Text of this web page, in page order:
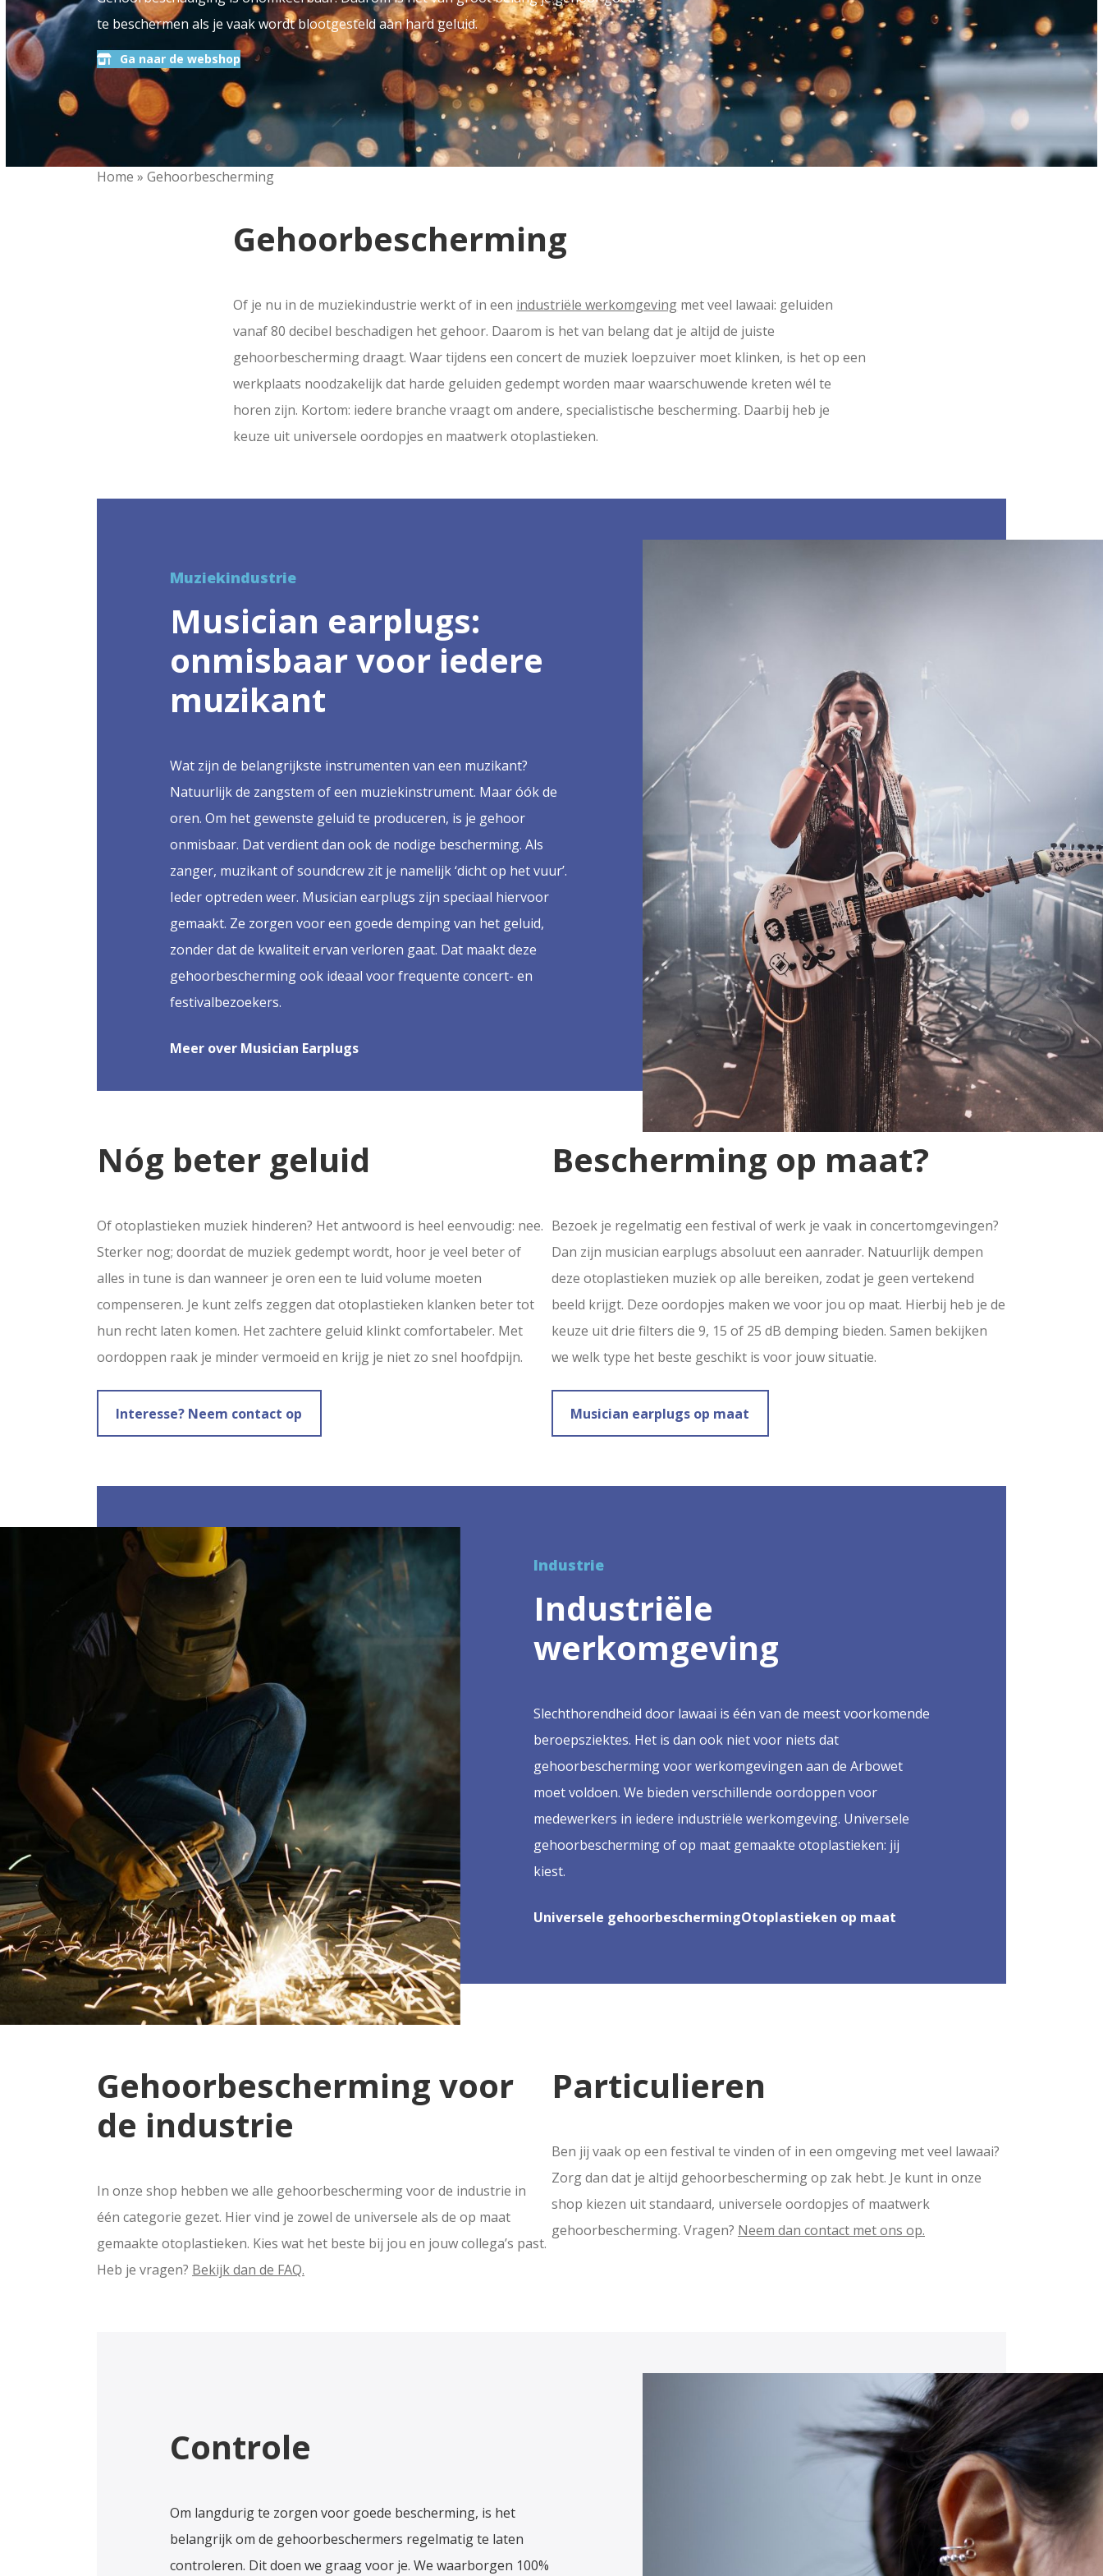
te beschermen als je vaak wordt blootgesteld aan hard geluid.
Ga naar de webshop
Home » Gehoorbescherming
Gehoorbescherming
Of je nu in de muziekindustrie werkt of in een industriële werkomgeving met veel lawaai: geluiden
vanaf 80 decibel beschadigen het gehoor. Daarom is het van belang dat je altijd de juiste
gehoorbescherming draagt. Waar tijdens een concert de muziek loepzuiver moet klinken, is het op een
werkplaats noodzakelijk dat harde geluiden gedempt worden maar waarschuwende kreten wél te
horen zijn. Kortom: iedere branche vraagt om andere, specialistische bescherming. Daarbij heb je
keuze uit universele oordopjes en maatwerk otoplastieken.
Muziekindustrie
Musician earplugs:
onmisbaar voor iedere
muzikant
Wat zijn de belangrijkste instrumenten van een muzikant?
Natuurlijk de zangstem of een muziekinstrument. Maar óók de
oren. Om het gewenste geluid te produceren, is je gehoor
onmisbaar. Dat verdient dan ook de nodige bescherming. Als
zanger, muzikant of soundcrew zit je namelijk ‘dicht op het vuur’.
Ieder optreden weer. Musician earplugs zijn speciaal hiervoor
gemaakt. Ze zorgen voor een goede demping van het geluid,
zonder dat de kwaliteit ervan verloren gaat. Dat maakt deze
gehoorbescherming ook ideaal voor frequente concert- en
festivalbezoekers.
Meer over Musician Earplugs
Nóg beter geluid
Of otoplastieken muziek hinderen? Het antwoord is heel eenvoudig: nee.
Sterker nog; doordat de muziek gedempt wordt, hoor je veel beter of
alles in tune is dan wanneer je oren een te luid volume moeten
compenseren. Je kunt zelfs zeggen dat otoplastieken klanken beter tot
hun recht laten komen. Het zachtere geluid klinkt comfortabeler. Met
oordoppen raak je minder vermoeid en krijg je niet zo snel hoofdpijn.
Interesse? Neem contact op
Bescherming op maat?
Bezoek je regelmatig een festival of werk je vaak in concertomgevingen?
Dan zijn musician earplugs absoluut een aanrader. Natuurlijk dempen
deze otoplastieken muziek op alle bereiken, zodat je geen vertekend
beeld krijgt. Deze oordopjes maken we voor jou op maat. Hierbij heb je de
keuze uit drie filters die 9, 15 of 25 dB demping bieden. Samen bekijken
we welk type het beste geschikt is voor jouw situatie.
Musician earplugs op maat
Industrie
Industriële
werkomgeving
Slechthorendheid door lawaai is één van de meest voorkomende
beroepsziektes. Het is dan ook niet voor niets dat
gehoorbescherming voor werkomgevingen aan de Arbowet
moet voldoen. We bieden verschillende oordoppen voor
medewerkers in iedere industriële werkomgeving. Universele
gehoorbescherming of op maat gemaakte otoplastieken: jij
kiest.
Universele gehoorbeschermingOtoplastieken op maat
Gehoorbescherming voor
de industrie
In onze shop hebben we alle gehoorbescherming voor de industrie in
één categorie gezet. Hier vind je zowel de universele als de op maat
gemaakte otoplastieken. Kies wat het beste bij jou en jouw collega’s past.
Heb je vragen? Bekijk dan de FAQ.
Particulieren
Ben jij vaak op een festival te vinden of in een omgeving met veel lawaai?
Zorg dan dat je altijd gehoorbescherming op zak hebt. Je kunt in onze
shop kiezen uit standaard, universele oordopjes of maatwerk
gehoorbescherming. Vragen? Neem dan contact met ons op.
Controle
Om langdurig te zorgen voor goede bescherming, is het
belangrijk om de gehoorbeschermers regelmatig te laten
controleren. Dit doen we graag voor je. We waarborgen 100%